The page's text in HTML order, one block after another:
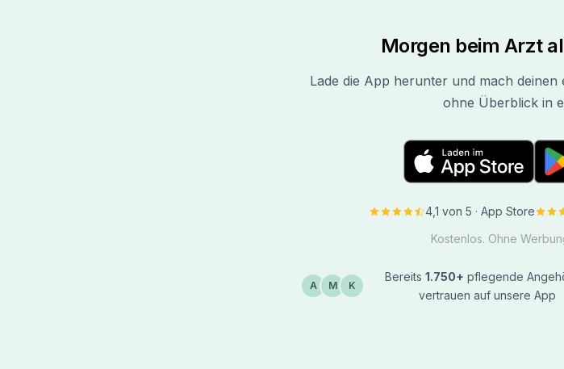
Morgen beim Arzt
Lade die App herunter und mach
ohne Überblick in
4,1 von 5 · App Store
Kostenlos. Ohne
A M K
Bereits 1.750+ pflegende
vertrauen auf unsere App